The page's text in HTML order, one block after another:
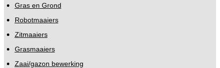
Gras en Grond
Robotmaaiers
Zitmaaiers
Grasmaaiers
Zaai/gazon bewerking